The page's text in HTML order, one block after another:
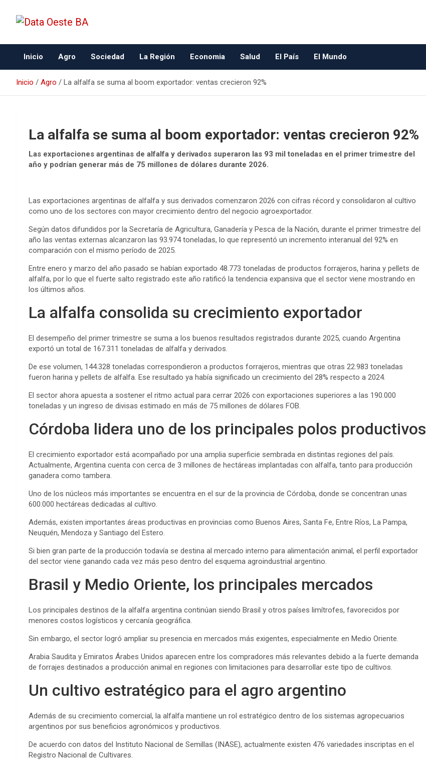
Data Oeste BA
Inicio Agro Sociedad La Región Economia Salud El País El Mundo
Inicio Agro La alfalfa se suma al boom exportador: ventas crecieron 92%
La alfalfa se suma al boom exportador: ventas crecieron 92%
Las exportaciones argentinas de alfalfa y derivados superaron las 93 mil toneladas en el primer trimestre del
año y podrían generar más de 75 millones de dólares durante 2026.
Las exportaciones argentinas de alfalfa y sus derivados comenzaron 2026 con cifras récord y consolidaron al cultivo
como uno de los sectores con mayor crecimiento dentro del negocio agroexportador.
Según datos difundidos por la Secretaría de Agricultura, Ganadería y Pesca de la Nación, durante el primer trimestre del
año las ventas externas alcanzaron las 93.974 toneladas, lo que representó un incremento interanual del 92% en
comparación con el mismo período de 2025.
Entre enero y marzo del año pasado se habían exportado 48.773 toneladas de productos forrajeros, harina y pellets de
alfalfa, por lo que el fuerte salto registrado este año ratificó la tendencia expansiva que el sector viene mostrando en
los últimos años.
La alfalfa consolida su crecimiento exportador
El desempeño del primer trimestre se suma a los buenos resultados registrados durante 2025, cuando Argentina
exportó un total de 167.311 toneladas de alfalfa y derivados.
De ese volumen, 144.328 toneladas correspondieron a productos forrajeros, mientras que otras 22.983 toneladas
fueron harina y pellets de alfalfa. Ese resultado ya había significado un crecimiento del 28% respecto a 2024.
El sector ahora apuesta a sostener el ritmo actual para cerrar 2026 con exportaciones superiores a las 190.000
toneladas y un ingreso de divisas estimado en más de 75 millones de dólares FOB.
Córdoba lidera uno de los principales polos productivos
El crecimiento exportador está acompañado por una amplia superficie sembrada en distintas regiones del país.
Actualmente, Argentina cuenta con cerca de 3 millones de hectáreas implantadas con alfalfa, tanto para producción
ganadera como tambera.
Uno de los núcleos más importantes se encuentra en el sur de la provincia de Córdoba, donde se concentran unas
600.000 hectáreas dedicadas al cultivo.
Además, existen importantes áreas productivas en provincias como Buenos Aires, Santa Fe, Entre Ríos, La Pampa,
Neuquén, Mendoza y Santiago del Estero.
Si bien gran parte de la producción todavía se destina al mercado interno para alimentación animal, el perfil exportador
del sector viene ganando cada vez más peso dentro del esquema agroindustrial argentino.
Brasil y Medio Oriente, los principales mercados
Los principales destinos de la alfalfa argentina continúan siendo Brasil y otros países limítrofes, favorecidos por
menores costos logísticos y cercanía geográfica.
Sin embargo, el sector logró ampliar su presencia en mercados más exigentes, especialmente en Medio Oriente.
Arabia Saudita y Emiratos Árabes Unidos aparecen entre los compradores más relevantes debido a la fuerte demanda
de forrajes destinados a producción animal en regiones con limitaciones para desarrollar este tipo de cultivos.
Un cultivo estratégico para el agro argentino
Además de su crecimiento comercial, la alfalfa mantiene un rol estratégico dentro de los sistemas agropecuarios
argentinos por sus beneficios agronómicos y productivos.
De acuerdo con datos del Instituto Nacional de Semillas (INASE), actualmente existen 476 variedades inscriptas en el
Registro Nacional de Cultivares.